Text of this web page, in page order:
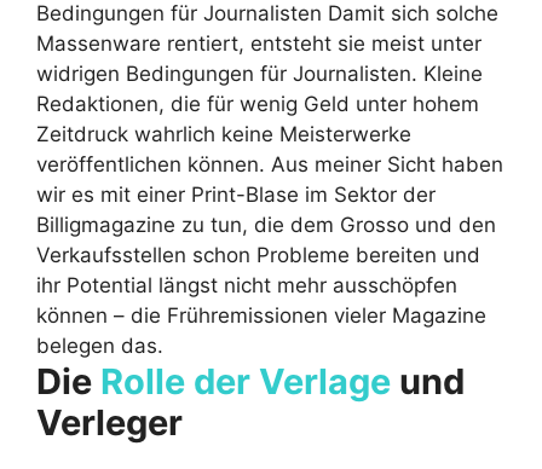
Bedingungen für Journalisten Damit sich solche
Massenware rentiert, entsteht sie meist unter
widrigen Bedingungen für Journalisten. Kleine
Redaktionen, die für wenig Geld unter hohem
Zeitdruck wahrlich keine Meisterwerke
veröffentlichen können. Aus meiner Sicht haben
wir es mit einer Print-Blase im Sektor der
Billigmagazine zu tun, die dem Grosso und den
Verkaufsstellen schon Probleme bereiten und
ihr Potential längst nicht mehr ausschöpfen
können – die Frühremissionen vieler Magazine
belegen das.
Die Rolle der Verlage und
Verleger